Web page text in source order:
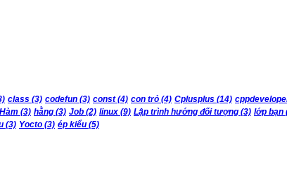
class (3) codefun (3) const(4) con trỏ (4) Cplusplus (14)
Hàm (3) hằng (3) Job (2) linux (9) Lập trình hướng đối tượng (3) lớp bạn
(3) Yocto (3) ép kiểu (5)